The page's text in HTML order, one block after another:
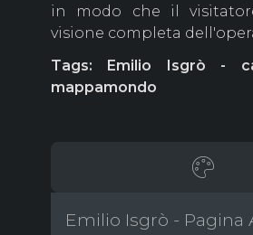
in modo che il
visione completa
Tags: Emilio Isgrò -
mappamondo
Emilio Isgrò - Pagina